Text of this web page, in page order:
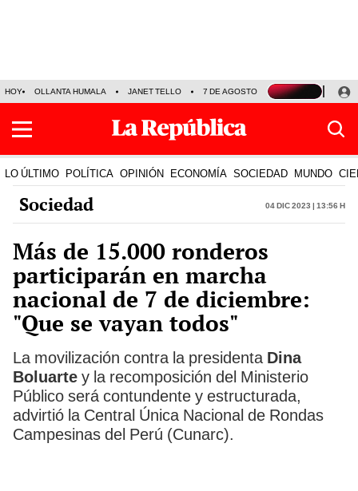
HOY OLLANTA HUMALA JANET TELLO 7 DE AGOSTO TINKA RESULTADOS
LO ÚLTIMO POLÍTICA OPINIÓN ECONOMÍA SOCIEDAD MUNDO
Sociedad 04 Dic 2023 | 13:56 h
Más de 15.000 ronderos
participarán en marcha
nacional de 7 de diciembre:
"Que se vayan todos"
La movilización contra la presidenta Dina
Boluarte y la recomposición del Ministerio
Público será contundente y estructurada,
advirtió la Central Única Nacional de Rondas
Campesinas del Perú (Cunarc).